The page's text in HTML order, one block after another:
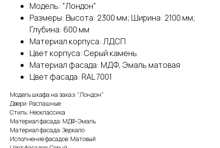
Модель: "Лондон"
Размеры: Высота: 2300 мм; Ширина: 2100 мм;
Глубина: 600 мм
Материал корпуса: ЛДСП
Цвет корпуса: Серый камень
Материал фасада: МДФ, Эмаль матовая
Цвет фасада: RAL 7001
Модель шкафа на заказ: "Лондон"
Двери: Распашные
Стиль: Неоклассика
Материал фасада: МДФ-Эмаль
Материал фасада: Зеркало
Исполнение фасадов: Матовый